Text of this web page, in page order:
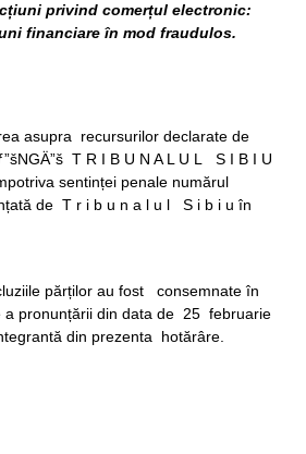
privind comerțul electronic:
financiare în mod fraudulos.
asupra recursurilor declarate de
T R I B U N A L U L S I B I U
sentinței penale numărul
de T r i b u n a l u l S i b i u în
părților au fost consemnate în
a pronunțării din data de 25 februarie
din prezenta hotărâre.